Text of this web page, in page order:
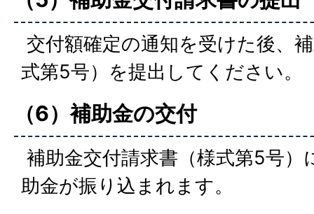
交付額確定の通知を受けた後、
式第5号）を提出してください。
（6）補助金の交付
補助金交付請求書（様式第5号）
助金が振り込まれます。